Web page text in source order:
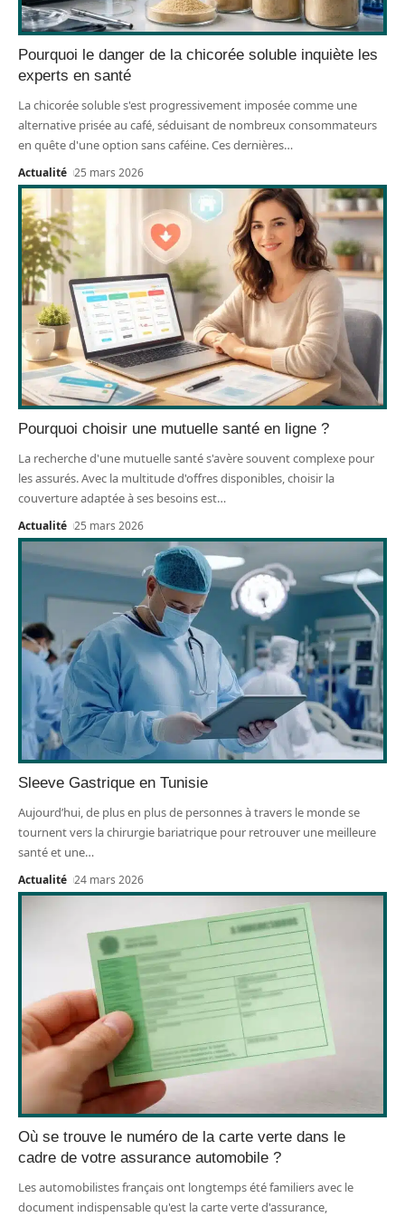
Pourquoi le danger de la chicorée soluble inquiète les
experts en santé
La chicorée soluble s'est progressivement imposée comme une
alternative prisée au café, séduisant de nombreux consommateurs
en quête d'une option sans caféine. Ces dernières…
Actualité 25 mars 2026
Pourquoi choisir une mutuelle santé en ligne ?
La recherche d'une mutuelle santé s'avère souvent complexe pour
les assurés. Avec la multitude d'offres disponibles, choisir la
couverture adaptée à ses besoins est…
Actualité 25 mars 2026
Sleeve Gastrique en Tunisie
Aujourd’hui, de plus en plus de personnes à travers le monde se
tournent vers la chirurgie bariatrique pour retrouver une meilleure
santé et une…
Actualité 24 mars 2026
Où se trouve le numéro de la carte verte dans le
cadre de votre assurance automobile ?
Les automobilistes français ont longtemps été familiers avec le
document indispensable qu'est la carte verte d'assurance,